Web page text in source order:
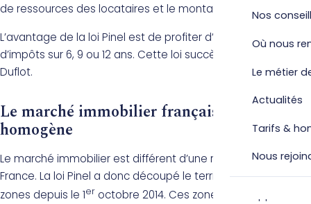
Nos
Où nous
Le métier
Actualités
Tarifs &
Nous
de ressources des locataires et le montant des loyers.
L’avantage de la loi Pinel est de profiter d’une réduction
d’impôts sur 6, 9 ou 12 ans. Cette loi succède au dispositif
Duflot.
Le marché immobilier français n’est pas
homogène
Le marché immobilier est différent d’une région à l’autre en
France. La loi Pinel a donc découpé le territoire français en
zones depuis le 1er octobre 2014. Ces zones sont appelées A